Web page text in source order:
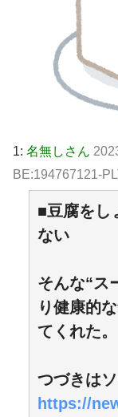
1: 名無しさん
BE:194767121-
■豆腐をし
ない
そんな“ス
り健康的
てくれた。
つづきは
https://